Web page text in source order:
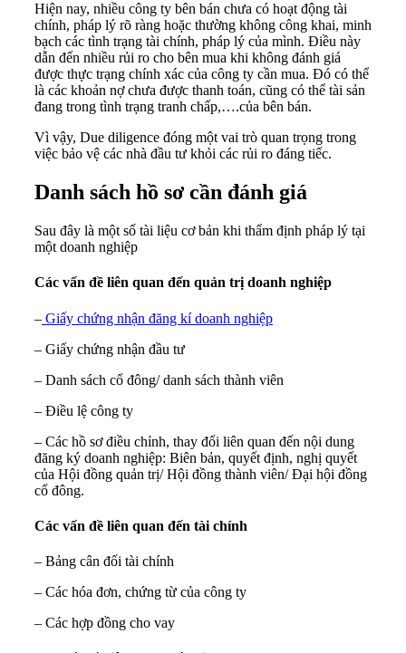
Hiện nay, nhiều công ty bên bán chưa có hoạt động tài
chính, pháp lý rõ ràng hoặc thường không công khai, minh
bạch các tình trạng tài chính, pháp lý của mình. Điều này
dẫn đến nhiều rủi ro cho bên mua khi không đánh giá
được thực trạng chính xác của công ty cần mua. Đó có thể
là các khoản nợ chưa được thanh toán, cũng có thể tài sản
đang trong tình trạng tranh chấp,….của bên bán.
Vì vậy, Due diligence đóng một vai trò quan trọng trong
việc bảo vệ các nhà đầu tư khỏi các rủi ro đáng tiếc.
Danh sách hồ sơ cần đánh giá
Sau đây là một số tài liệu cơ bản khi thẩm định pháp lý tại
một doanh nghiệp
Các vấn đề liên quan đến quản trị doanh nghiệp
–Giấy chứng nhận đăng kí doanh nghiệp
– Giấy chứng nhận đầu tư
– Danh sách cổ đông/ danh sách thành viên
– Điều lệ công ty
– Các hồ sơ điều chỉnh, thay đổi liên quan đến nội dung
đăng ký doanh nghiệp: Biên bản, quyết định, nghị quyết
của Hội đồng quản trị/ Hội đồng thành viên/ Đại hội đồng
cổ đông.
Các vấn đề liên quan đến tài chính
– Bảng cân đối tài chính
– Các hóa đơn, chứng từ của công ty
– Các hợp đồng cho vay